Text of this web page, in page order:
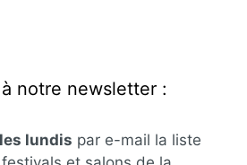
notre newsletter :
lundis par e-mail la liste